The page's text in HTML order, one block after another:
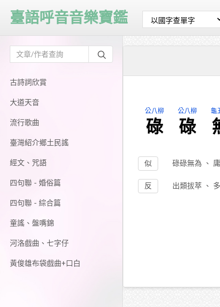
古詩詞欣賞
大道天音
流行歌曲
臺灣紹介鄉土民謠
經文、咒語
四句聯 - 婚俗篇
四句聯 - 綜合篇
童謠、盤嘴錦
河洛戲曲、七字仔
黃俊雄布袋戲曲+口白
臺語呼音音樂寶鑑
公八柳
碌
公八柳
碌
龜
碌碌無為 、
似
出類拔萃 、
反